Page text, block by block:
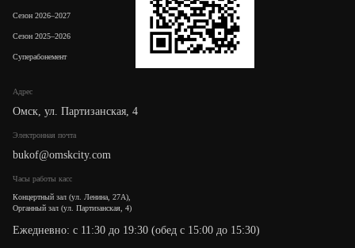
Адрес
Омск, ул. Партизанская, 4
Электронная почта
bukof@omskcity.com
Часы работы касс
Концертный зал (ул. Ленина, 27А),
Органный зал (ул. Партизанская, 4)
Ежедневно: с 11:30 до 19:30 (обед с 15:00 до 15:30)
Сезон 2026–2027
Сезон 2025–2026
Суперабонемент